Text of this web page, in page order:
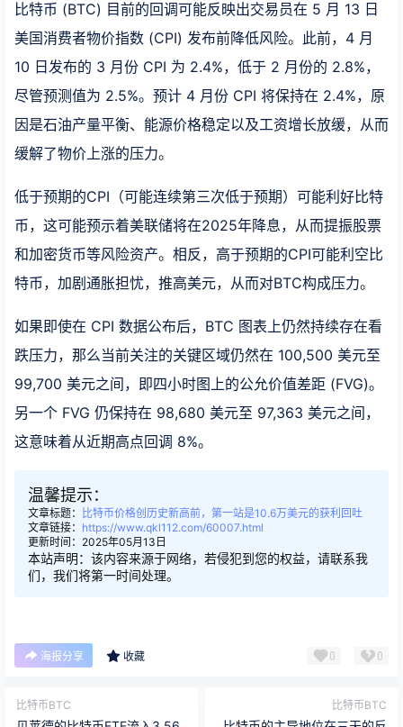
比特币 (BTC) 目前的回调可能反映出交易员在 5 月 13 日
美国消费者物价指数 (CPI) 发布前降低风险。此前，4 月
10 日发布的 3 月份 CPI 为 2.4%，低于 2 月份的 2.8%，
尽管预测值为 2.5%。预计 4 月份 CPI 将保持在 2.4%，原
因是石油产量平衡、能源价格稳定以及工资增长放缓，从而
缓解了物价上涨的压力。
低于预期的CPI（可能连续第三次低于预期）可能利好比特
币，这可能预示着美联储将在2025年降息，从而提振股票
和加密货币等风险资产。相反，高于预期的CPI可能利空比
特币，加剧通胀担忧，推高美元，从而对BTC构成压力。
如果即使在 CPI 数据公布后，BTC 图表上仍然持续存在看
跌压力，那么当前关注的关键区域仍然在 100,500 美元至
99,700 美元之间，即四小时图上的公允价值差距 (FVG)。
另一个 FVG 仍保持在 98,680 美元至 97,363 美元之间，
这意味着从近期高点回调 8%。
温馨提示：
文章标题：
比特币价格创历史新高前，第一站是10.6万美元的获利回吐
文章链接： https://www.qkl112.com/60007.html
更新时间：2025年05月13日
本站声明：该内容来源于网络，若侵犯到您的权益，请联系我
们，我们将第一时间处理。
海报分享 收藏 0 0
比特币BTC 比特币BTC